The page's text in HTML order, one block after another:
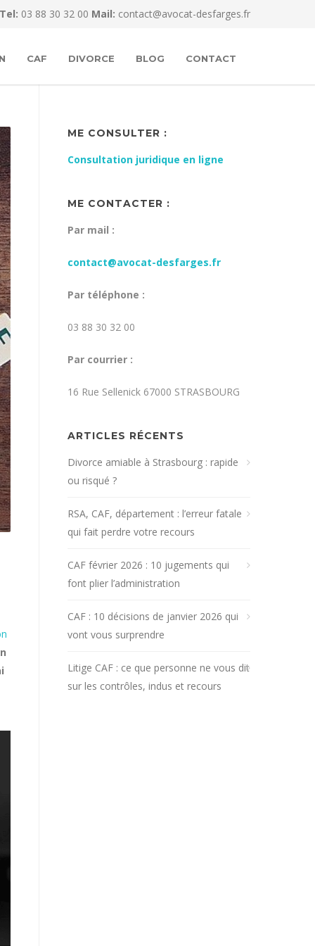
Tel: 03 88 30 32 00 Mail: contact@avocat-desfarges.fr
CAF DIVORCE BLOG CONTACT
ME CONSULTER :
Consultation juridique en ligne
ME CONTACTER :
Par mail :
contact@avocat-desfarges.fr
Par téléphone :
03 88 30 32 00
Par courrier :
16 Rue Sellenick 67000 STRASBOURG
ARTICLES RÉCENTS
Divorce amiable à Strasbourg : rapide
ou risqué ?
RSA, CAF, département : l’erreur fatale
qui fait perdre votre recours
CAF février 2026 : 10 jugements qui
font plier l’administration
CAF : 10 décisions de janvier 2026 qui
vont vous surprendre
Litige CAF : ce que personne ne vous dit
sur les contrôles, indus et recours